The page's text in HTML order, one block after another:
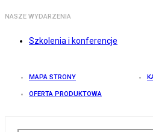
NASZE WYDARZENIA
Szkolenia i konferencje
MAPA STRONY
OFERTA PRODUKTOWA